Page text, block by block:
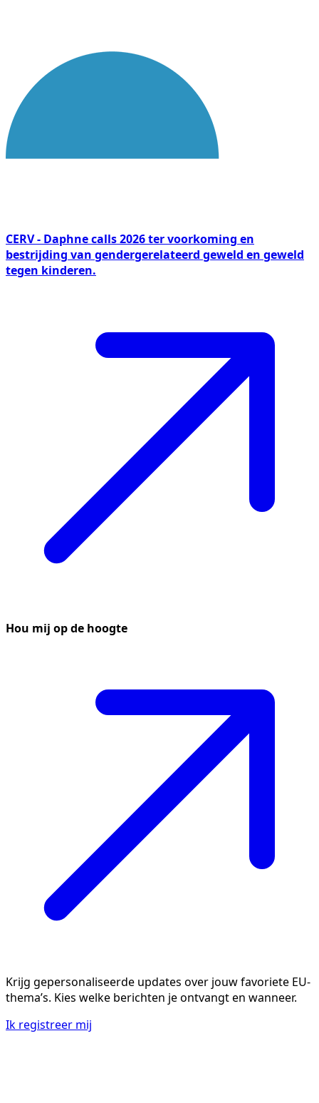
CERV - Daphne calls 2026 ter voorkoming en
bestrijding van gendergerelateerd geweld en geweld
tegen kinderen.
Hou mij op de hoogte
Krijg gepersonaliseerde updates over jouw favoriete EU-
thema’s. Kies welke berichten je ontvangt en wanneer.
Ik registreer mij